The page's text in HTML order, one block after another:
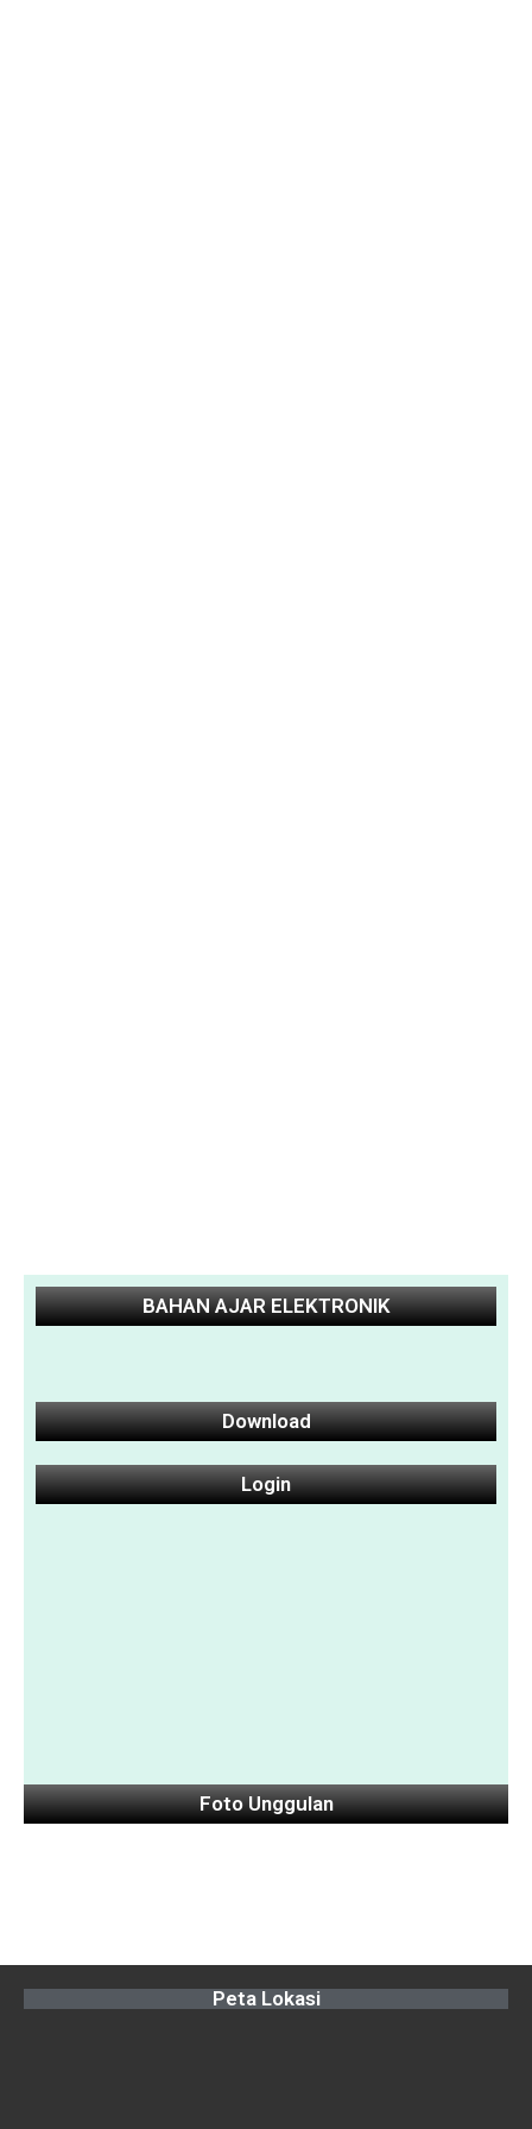
BAHAN AJAR ELEKTRONIK
Download
Login
Foto Unggulan
Peta Lokasi